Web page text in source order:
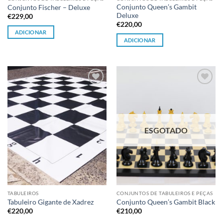
Conjunto Fischer – Deluxe
€229,00
ADICIONAR
Conjunto Queen’s Gambit
Deluxe
€220,00
ADICIONAR
Adicionar
à lista de
desejos
TABULEIROS
Tabuleiro Gigante de Xadrez
€220,00
ESGOTADO
CONJUNTOS DE TABULEIROS E PEÇAS
Conjunto Queen’s Gambit Black
€210,00